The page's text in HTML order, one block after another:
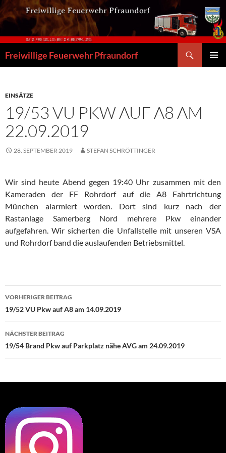
Zum
Inhalt
springen
Freiwillige Feuerwehr Pfraundorf
EINSÄTZE
19/53 VU PKW AUF A8 AM
22.09.2019
28. SEPTEMBER 2019 STEFAN SCHRÖTTINGER
Wir sind heute Abend gegen 19:40 Uhr zusammen mit den
Kameraden der FF Rohrdorf auf die A8 Fahrtrichtung
München alarmiert worden. Dort sind kurz nach der
Rastanlage Samerberg Nord mehrere Pkw einander
aufgefahren. Wir sicherten die Unfallstelle mit unseren VSA
und Rohrdorf band die auslaufenden Betriebsmittel.
Beitragsnavigation
VORHERIGER BEITRAG
19/52 VU Pkw auf A8 am 14.09.2019
NÄCHSTER BEITRAG
19/54 Brand Pkw auf Parkplatz nähe AVG am 24.09.2019